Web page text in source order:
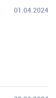
01.04.2024